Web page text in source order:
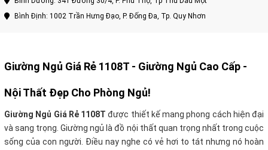
Bình Định: 1002 Trần Hưng Đạo, P. Đống Đa, Tp. Quy Nhơn
Giường Ngủ Giá Rẻ 1108T - Giường Ngủ Cao Cấp -
Nội Thất Đẹp Cho Phòng Ngủ!
Giường Ngủ Giá Rẻ 1108T được thiết kế mang phong cách hiện đại
và sang trọng. Giường ngủ là đồ nội thất quan trọng nhất trong cuộc
sống của con người. Điều nay nghe có vẻ hơi to tát nhưng nó hoàn